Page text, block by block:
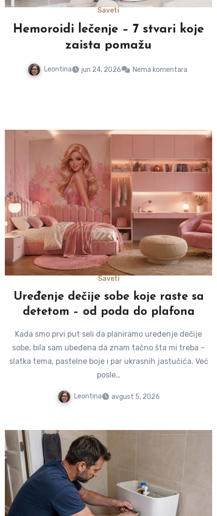
Saveti
Hemoroidi lečenje – 7 stvari koje
zaista pomažu
Leontina jun 24, 2026 Nema komentara
Saveti
Uređenje dečije sobe koje raste sa
detetom – od poda do plafona
Kada smo prvi put seli da planiramo uređenje dečije
sobe, bila sam ubeđena da znam tačno šta mi treba –
slatka tema, pastelne boje i par ukrasnih jastučića. Već
posle…
Leontina avgust 5, 2026